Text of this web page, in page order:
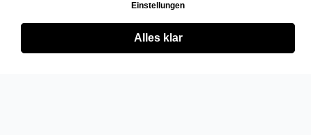
Einstellungen
Alles klar